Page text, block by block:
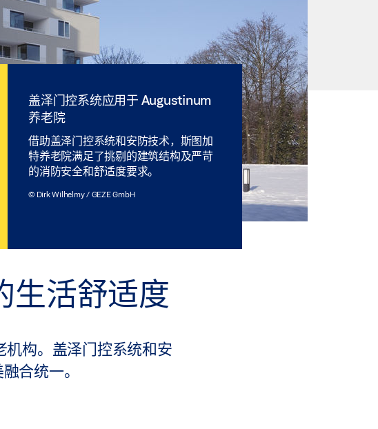
盖泽门控系统应用于 Augustinum
养老院
借助盖泽门控系统和安防技术，斯图加
特养老院满足了挑剔的建筑结构及严苛
的消防安全和舒适度要求。
© Dirk Wilhelmy / GEZE GmbH
生活舒适度
构。盖泽门控系统和安
合统一。